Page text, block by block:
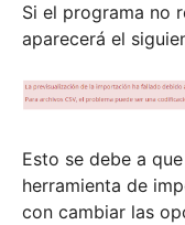
Si el programa no
aparecerá el
Esto se debe a
herramienta de
con cambiar las